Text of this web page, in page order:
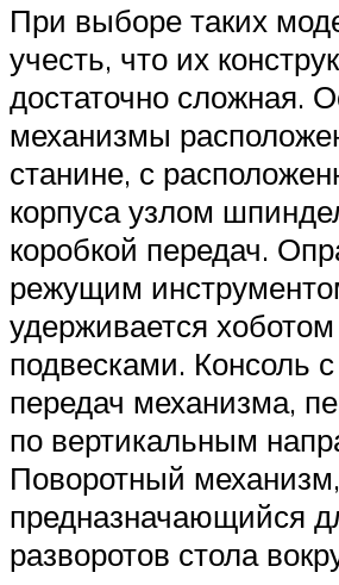
При выборе таких
учесть, что их
достаточно сложная.
механизмы
станине, с
корпуса узлом
коробкой передач.
режущим
удерживается
подвесками. Консоль
передач механизма,
по вертикальным
Поворотный механизм,
предназначающийся
разворотов стола